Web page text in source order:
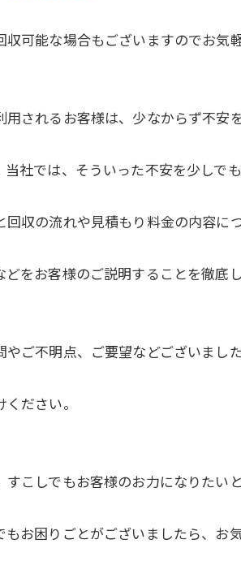
収可能な場合もございますのでお気
用されるお客様は、少なからず不安
当社では、そういった不安を少しで
回収の流れや見積もり料金の内容に
どをお客様のご説明することを徹底し
やご不明点、ご要望などございまし
ださい。
すこしでもお客様のお力になりたい
もお困りごとがございましたら、お